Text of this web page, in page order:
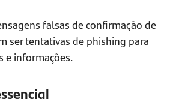
falsas de confirmação de
ser tentativas de phishing para
e informações.